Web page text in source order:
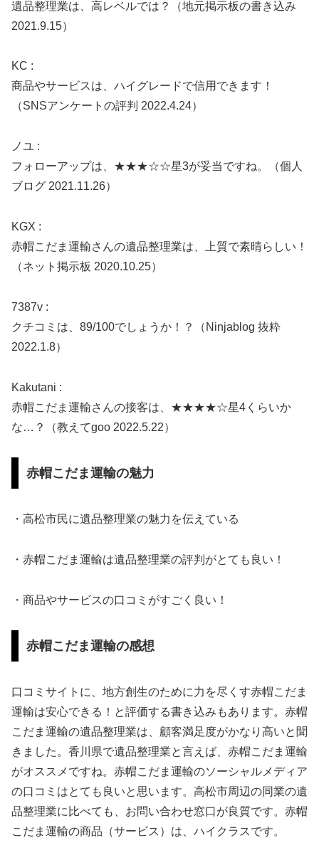
遺品整理業は、高レベルでは？（地元掲示板の書き込み
2021.9.15）
KC :
商品やサービスは、ハイグレードで信用できます！
（SNSアンケートの評判 2022.4.24）
ノユ :
フォローアップは、★★★☆☆星3が妥当ですね。（個人
ブログ 2021.11.26）
KGX :
赤帽こだま運輸さんの遺品整理業は、上質で素晴らしい！
（ネット掲示板 2020.10.25）
7387v :
クチコミは、89/100でしょうか！？（Ninjablog 抜粋
2022.1.8）
Kakutani :
赤帽こだま運輸さんの接客は、★★★★☆星4くらいか
な…？（教えてgoo 2022.5.22）
赤帽こだま運輸の魅力
・高松市民に遺品整理業の魅力を伝えている
・赤帽こだま運輸は遺品整理業の評判がとても良い！
・商品やサービスの口コミがすごく良い！
赤帽こだま運輸の感想
口コミサイトに、地方創生のために力を尽くす赤帽こだま
運輸は安心できる！と評価する書き込みもあります。赤帽
こだま運輸の遺品整理業は、顧客満足度がかなり高いと聞
きました。香川県で遺品整理業と言えば、赤帽こだま運輸
がオススメですね。赤帽こだま運輸のソーシャルメディア
の口コミはとても良いと思います。高松市周辺の同業の遺
品整理業に比べても、お問い合わせ窓口が良質です。赤帽
こだま運輸の商品（サービス）は、ハイクラスです。